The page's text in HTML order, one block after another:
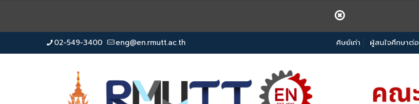
02-549-3400 eng@en.rmutt.ac.th ศิษย์เก่า ผู้สนใจศึกษาต่อ